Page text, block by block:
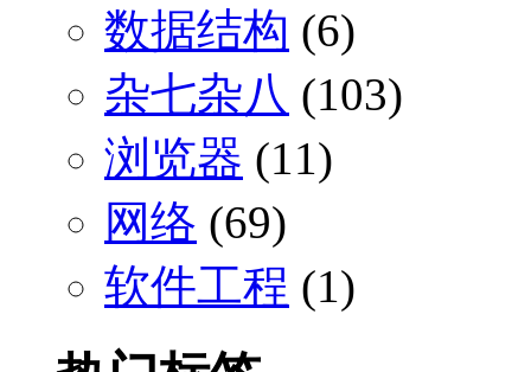
数据结构 (6)
杂七杂八 (103)
浏览器 (11)
网络 (69)
软件工程 (1)